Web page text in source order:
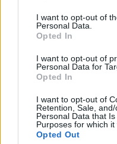
I want to opt-out of
Personal Data.
Opted In
I want to opt-out of
Personal Data for
Opted In
I want to opt-out of
Retention, Sale,
Personal Data that
Purposes for which it
Opted Out
firmada.
Pulse con el botón
guardar destino
Necesitará tener
consultar las
Cada documento